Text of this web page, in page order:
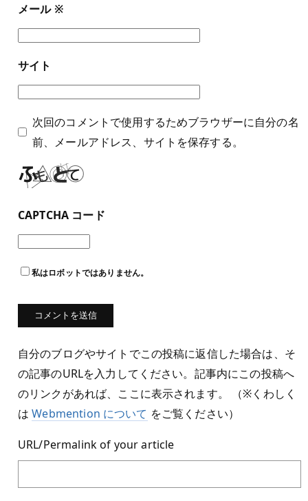
メール ※
サイト
次回のコメントで使用するためブラウザーに自分の名
前、メールアドレス、サイトを保存する。
CAPTCHA コード
私はロボットではありません。
自分のブログやサイトでこの投稿に返信した場合は、そ
の記事のURLを入力してください。記事内にこの投稿へ
のリンクがあれば、ここに表示されます。 （※くわしく
はWebmention について をご覧ください）
URL/Permalink of your article